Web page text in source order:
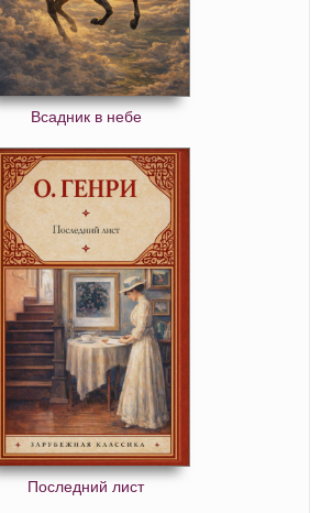
Всадник в небе
Последний лист